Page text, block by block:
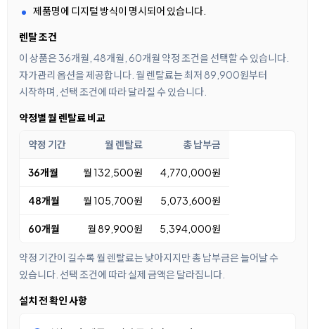
제품명에 디지털 방식이 명시되어 있습니다.
렌탈 조건
이 상품은 36개월, 48개월, 60개월 약정 조건을 선택할 수 있습니다.
자가관리 옵션을 제공합니다. 월 렌탈료는 최저 89,900원부터
시작하며, 선택 조건에 따라 달라질 수 있습니다.
약정별 월 렌탈료 비교
약정 기간 월 렌탈료 총 납부금
36개월 월 132,500원 4,770,000원
48개월 월 105,700원 5,073,600원
60개월 월 89,900원 5,394,000원
약정 기간이 길수록 월 렌탈료는 낮아지지만 총 납부금은 늘어날 수
있습니다. 선택 조건에 따라 실제 금액은 달라집니다.
설치 전 확인 사항